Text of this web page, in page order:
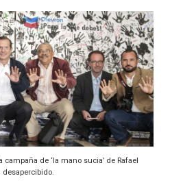
de ‘la mano sucia’ de Rafael
desapercibido.